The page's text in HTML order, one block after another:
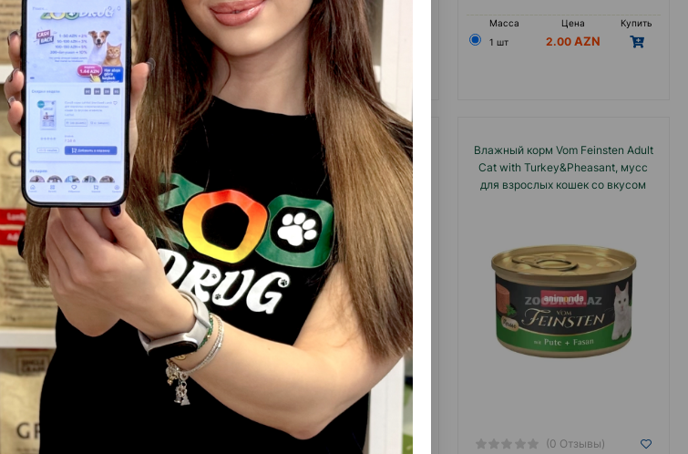
Масса
Купить
1 шт
2.40
Цена
1 шт
5.50
Масса Цена
Купить
1 шт
2.00
Влажный корм Vom Feinsten Adult
Cat with Chicken&Lamb, мусс для
взрослых кошек со вкусом курицы
и ягненка 85 гр.#83034
Влажный корм Vom Feinsten Adult
Cat with Salmon&Poultry, мусс для
взрослых кошек со вкусом
лососем и птицей 85 гр.#83032
(0 Отзывы)
Влажный корм Vom Feinsten Adult
Cat with Turkey&Pheasant, мусс
для взрослых кошек со вкусом
(0 Отзывы)